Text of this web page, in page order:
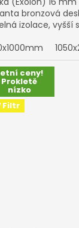
bronzová
izolace, vyšší
Exolon®...
ceny!
Prokletě
nízko
Filtr